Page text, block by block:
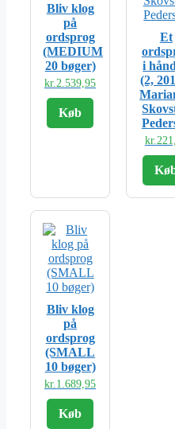
Bliv klog
på
ordsprog
(MEDIUM
20 bøger)
kr. 2.539,95
Køb
Et
i
(2,
kr.
Bliv klog
på
ordsprog
(SMALL
10 bøger)
kr. 1.689,95
Køb